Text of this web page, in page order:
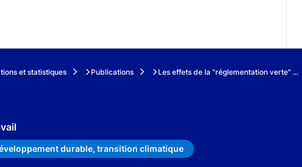
et statistiques Publications Les effets de la "réglementation verte" ...
durable, transition climatique